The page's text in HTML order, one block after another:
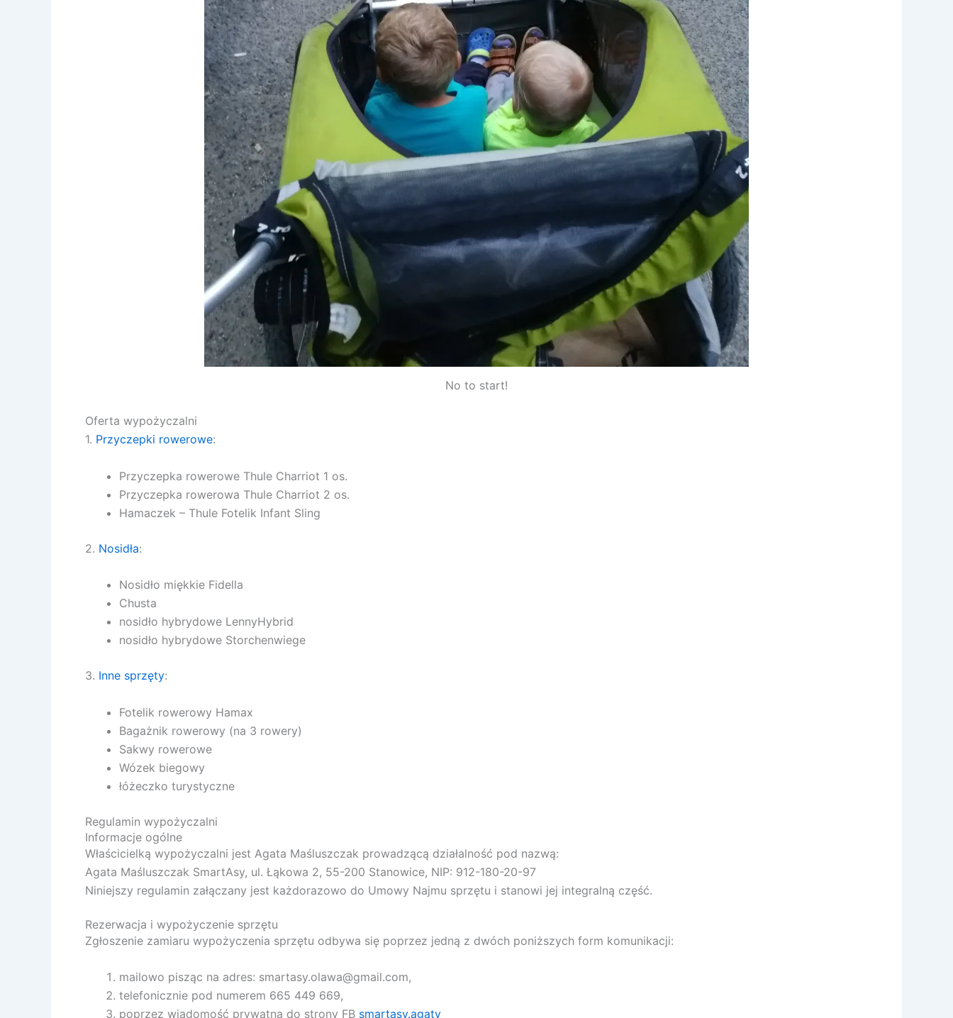
No to start!
Oferta wypożyczalni
1. Przyczepki rowerowe:
Przyczepka rowerowe Thule Charriot 1 os.
Przyczepka rowerowa Thule Charriot 2 os.
Hamaczek – Thule Fotelik Infant Sling
2. Nosidła:
Nosidło miękkie Fidella
Chusta
nosidło hybrydowe LennyHybrid
nosidło hybrydowe Storchenwiege
3. Inne sprzęty:
Fotelik rowerowy Hamax
Bagażnik rowerowy (na 3 rowery)
Sakwy rowerowe
Wózek biegowy
łóżeczko turystyczne
Regulamin wypożyczalni
Informacje ogólne
Właścicielką wypożyczalni jest Agata Maśluszczak prowadzącą działalność pod nazwą:
Agata Maśluszczak SmartAsy, ul. Łąkowa 2, 55-200 Stanowice, NIP: 912-180-20-97
Niniejszy regulamin załączany jest każdorazowo do Umowy Najmu sprzętu i stanowi jej integralną część.
Rezerwacja i wypożyczenie sprzętu
Zgłoszenie zamiaru wypożyczenia sprzętu odbywa się poprzez jedną z dwóch poniższych form komunikacji:
mailowo pisząc na adres: smartasy.olawa@gmail.com,
telefonicznie pod numerem 665 449 669,
poprzez wiadomość prywatną do strony FB smartasy.agaty